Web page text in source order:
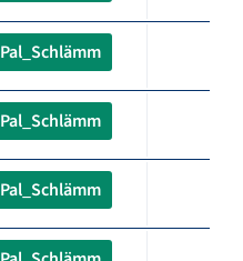
Pal_Schlämm
Pal_Schlämm
Pal_Schlämm